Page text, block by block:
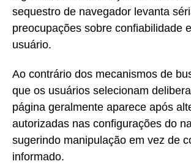
sequestro de navegador levanta
preocupações sobre confiabilidade
usuário.
Ao contrário dos mecanismos de
que os usuários selecionam
página geralmente aparece após
autorizadas nas configurações do
sugerindo manipulação em vez de
informado.